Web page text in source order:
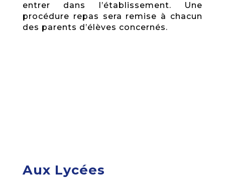
entrer dans l’établissement. Une
procédure repas sera remise à chacun
des parents d’élèves concernés.
Aux Lycées